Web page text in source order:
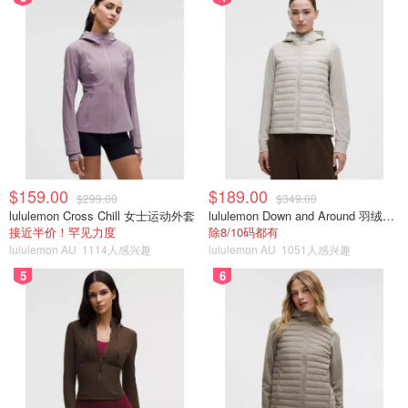
$159.00 $299.00
lululemon Cross Chill 女士运动外套
接近半价！罕见力度
lululemon AU 1114人感兴趣
$189.00 $349.00
lululemon Down and Around 羽绒夹克
除8/10码都有
lululemon AU 1051人感兴趣
5 6